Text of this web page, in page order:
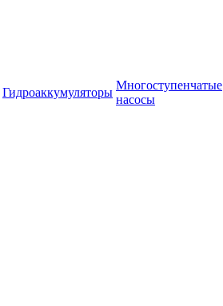
Гидроаккумуляторы
Многоступенчатые
насосы